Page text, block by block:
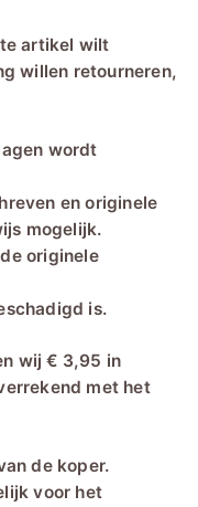
artikel wilt
willen retourneren,
wordt
en originele
mogelijk.
originele
is.
wij € 3,95 in
met het
de koper.
voor het